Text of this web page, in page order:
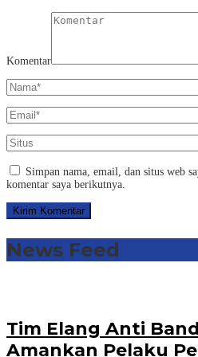
Komentar
Simpan nama, email, dan situs web
komentar saya berikutnya.
News Feed
Tim Elang Anti
Amankan Pelaku